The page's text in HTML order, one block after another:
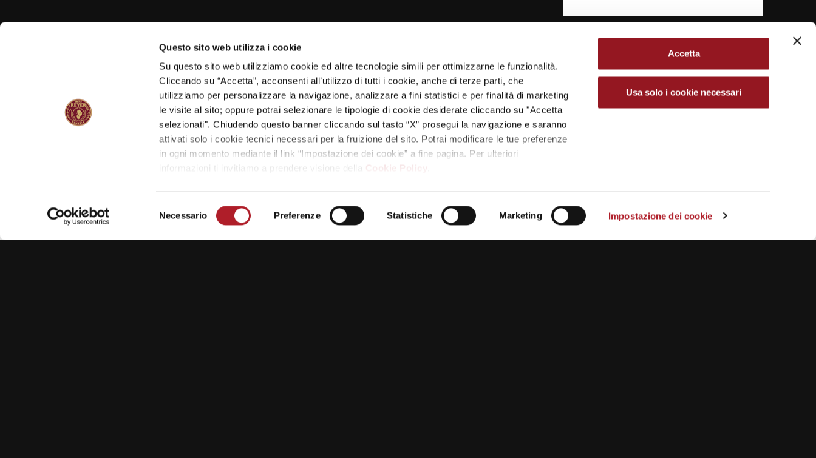
Questo sito web utilizza i cookie
Su questo sito web utilizziamo cookie ed altre tecnologie simili per ottimizzarne le funzionalità.
Cliccando su “Accetta”, acconsenti all’utilizzo di tutti i cookie, anche di terze parti, che
utilizziamo per personalizzare la navigazione, analizzare a fini statistici e per finalità di marketing
le visite al sito; oppure potrai selezionare le tipologie di cookie desiderate cliccando su "Accetta
selezionati". Chiudendo questo banner cliccando sul tasto “X” prosegui la navigazione e saranno
attivati solo i cookie tecnici necessari per la fruizione del sito. Potrai modificare le tue preferenze
in ogni momento mediante il link “Impostazione dei cookie” a fine pagina. Per ulteriori
Cookie Policy
del
Necessario Preferenze Statistiche Marketing Impostazione dei cookie
Accetta
Usa solo i cookie necessari
PARTNER